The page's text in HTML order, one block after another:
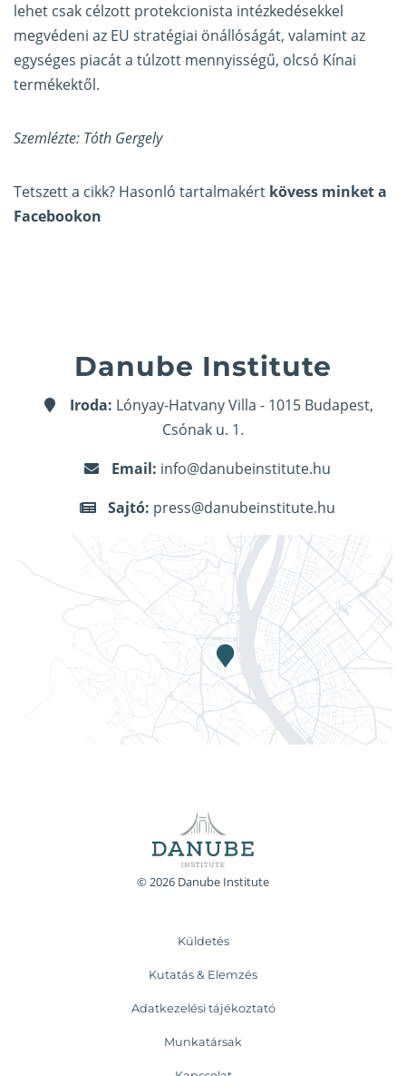
lehet csak célzott protekcionista intézkedésekkel
megvédeni az EU stratégiai önállóságát, valamint az
egységes piacát a túlzott mennyisségű, olcsó Kínai
termékektől.
Szemlézte: Tóth Gergely
Tetszett a cikk? Hasonló tartalmakért kövess minket a
Facebookon
Danube Institute
Iroda: Lónyay-Hatvany Villa - 1015 Budapest,
Csónak u. 1.
Email: info@danubeinstitute.hu
Sajtó: press@danubeinstitute.hu
© 2026 Danube Institute
Küldetés
Kutatás & Elemzés
Adatkezelési tájékoztató
Munkatársak